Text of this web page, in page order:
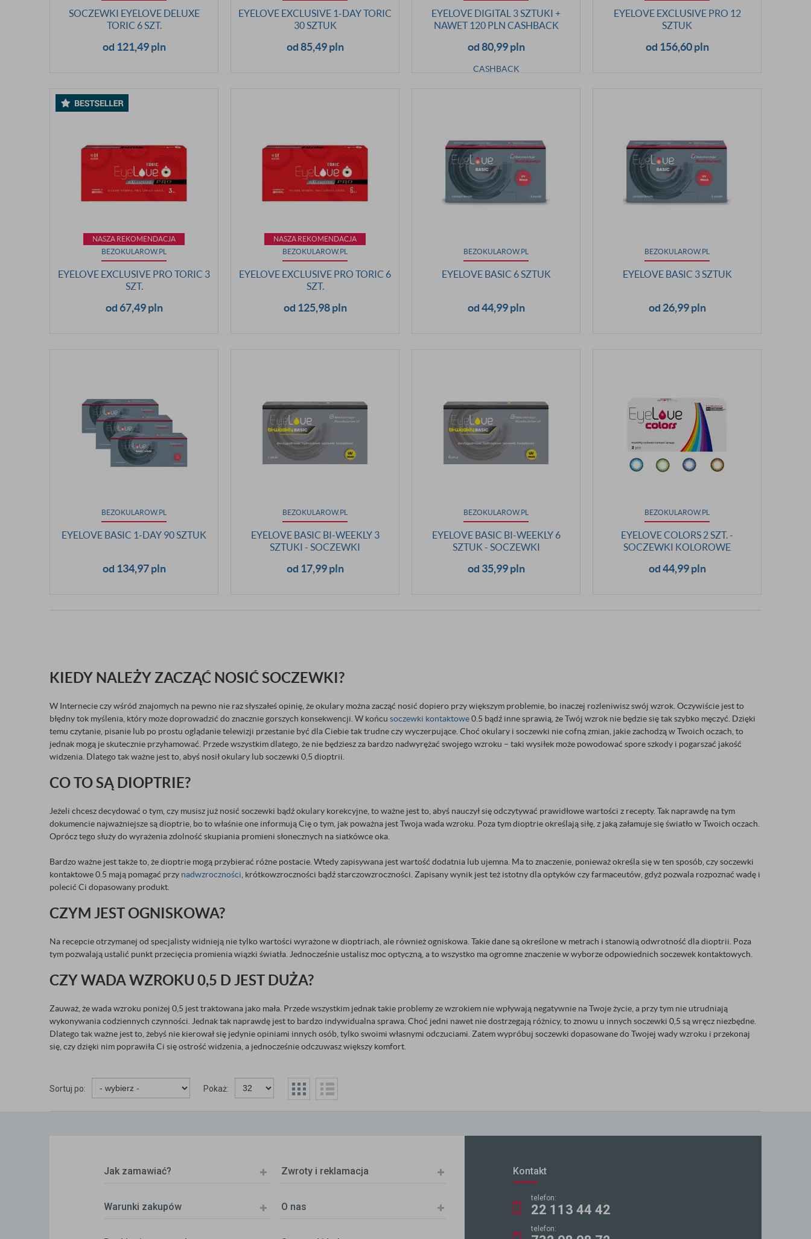
SOCZEWKI EYELOVE DELUXE
TORIC 6 SZT.
od 121,49 pln
EYELOVE EXCLUSIVE 1-DAY TORIC
30 SZTUK
od 85,49 pln
EYELOVE DIGITAL 3 SZTUKI +
NAWET 120 PLN CASHBACK
od 80,99 pln
EYELOVE EXCLUSIVE PRO 12
SZTUK
od 156,60 pln
NASZA REKOMENDACJA
BEZOKULAROW.PL
EYELOVE EXCLUSIVE PRO TORIC 3
SZT.
od 67,49 pln
NASZA REKOMENDACJA
BEZOKULAROW.PL
EYELOVE EXCLUSIVE PRO TORIC 6
SZT.
od 125,98 pln
BEZOKULAROW.PL
EYELOVE BASIC 6 SZTUK
od 44,99 pln
BEZOKULAROW.PL
EYELOVE BASIC 3 SZTUK
od 26,99 pln
BEZOKULAROW.PL
EYELOVE BASIC 1-DAY 90 SZTUK
od 134,97 pln
BEZOKULAROW.PL
EYELOVE BASIC BI-WEEKLY 3
SZTUKI - SOCZEWKI
od 17,99 pln
BEZOKULAROW.PL
EYELOVE BASIC BI-WEEKLY 6
SZTUK - SOCZEWKI
od 35,99 pln
BEZOKULAROW.PL
EYELOVE COLORS 2 SZT. -
SOCZEWKI KOLOROWE
od 44,99 pln
KIEDY NALEŻY ZACZĄĆ NOSIĆ SOCZEWKI?
W Internecie czy wśród znajomych na pewno nie raz słyszałeś opinię, że okulary można zacząć nosić dopiero przy większym problemie, bo inaczej rozleniwisz swój wzrok. Oczywiście jest to
błędny tok myślenia, który może doprowadzić do znacznie gorszych konsekwencji. W końcu soczewki kontaktowe0.5 bądź inne sprawią, że Twój wzrok nie będzie się tak szybko męczyć. Dzięki
temu czytanie, pisanie lub po prostu oglądanie telewizji przestanie być dla Ciebie tak trudne czy wyczerpujące. Choć okulary i soczewki nie cofną zmian, jakie zachodzą w Twoich oczach, to
jednak mogą je skutecznie przyhamować. Przede wszystkim dlatego, że nie będziesz za bardzo nadwyrężać swojego wzroku – taki wysiłek może powodować spore szkody i pogarszać jakość
widzenia. Dlatego tak ważne jest to, abyś nosił okulary lub soczewki 0,5 dioptrii.
CO TO SĄ DIOPTRIE?
Jeżeli chcesz decydować o tym, czy musisz już nosić soczewki bądź okulary korekcyjne, to ważne jest to, abyś nauczył się odczytywać prawidłowe wartości z recepty. Tak naprawdę na tym
dokumencie najważniejsze są dioptrie, bo to właśnie one informują Cię o tym, jak poważna jest Twoja wada wzroku. Poza tym dioptrie określają siłę, z jaką załamuje się światło w Twoich oczach.
Oprócz tego służy do wyrażenia zdolność skupiania promieni słonecznych na siatkówce oka.
Bardzo ważne jest także to, że dioptrie mogą przybierać różne postacie. Wtedy zapisywana jest wartość dodatnia lub ujemna. Ma to znaczenie, ponieważ określa się w ten sposób, czy soczewki
kontaktowe 0.5 mają pomagać przy nadwzroczności , krótkowzroczności bądź starczowzroczności. Zapisany wynik jest też istotny dla optyków czy farmaceutów, gdyż pozwala rozpoznać wadę i
polecić Ci dopasowany produkt.
CZYM JEST OGNISKOWA?
Na recepcie otrzymanej od specjalisty widnieją nie tylko wartości wyrażone w dioptriach, ale również ogniskowa. Takie dane są określone w metrach i stanowią odwrotność dla dioptrii. Poza
tym pozwalają ustalić punkt przecięcia promienia wiązki światła. Jednocześnie ustalisz moc optyczną, a to wszystko ma ogromne znaczenie w wyborze odpowiednich soczewek kontaktowych.
CZY WADA WZROKU 0,5 D JEST DUŻA?
Zauważ, że wada wzroku poniżej 0,5 jest traktowana jako mała. Przede wszystkim jednak takie problemy ze wzrokiem nie wpływają negatywnie na Twoje życie, a przy tym nie utrudniają
wykonywania codziennych czynności. Jednak tak naprawdę jest to bardzo indywidualna sprawa. Choć jedni nawet nie dostrzegają różnicy, to znowu u innych soczewki 0,5 są wręcz niezbędne.
Dlatego tak ważne jest to, żebyś nie kierował się jedynie opiniami innych osób, tylko swoimi własnymi odczuciami. Zatem wypróbuj soczewki dopasowane do Twojej wady wzroku i przekonaj
się, czy dzięki nim poprawiła Ci się ostrość widzenia, a jednocześnie odczuwasz większy komfort.
Sortuj po: Pokaż:
Jak zamawiać? Zwroty i reklamacja
Warunki zakupów O nas
Kontakt
telefon:
22 113 44 42
telefon: